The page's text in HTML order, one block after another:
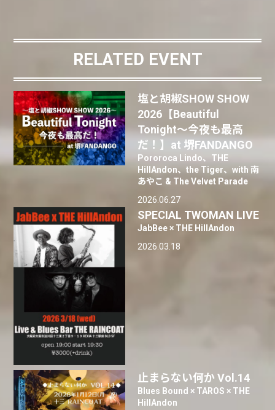
RELATED EVENT
塩と胡椒SHOW SHOW
2026【Beautiful
Tonight〜今夜も最高
だ！】at 堺FANDANGO
Pororoca Lindo、THE
HillAndon、the Tiger、with 南
あやこ & The Velvet Parade
2026.06.27
SPECIAL TWOMAN LIVE
JabBee × THE HillAndon
2026.03.18
止まらない何か Vol.14
Blues Bound × TAROS × THE
HillAndon